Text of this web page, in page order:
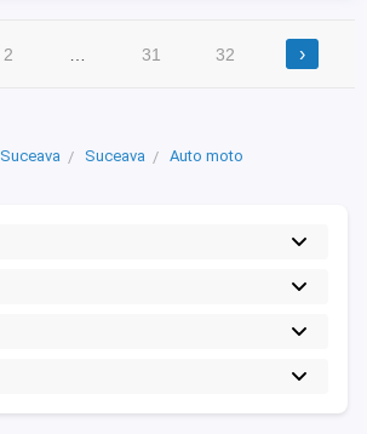
2 31 32 ›
Suceava Suceava
Auto moto